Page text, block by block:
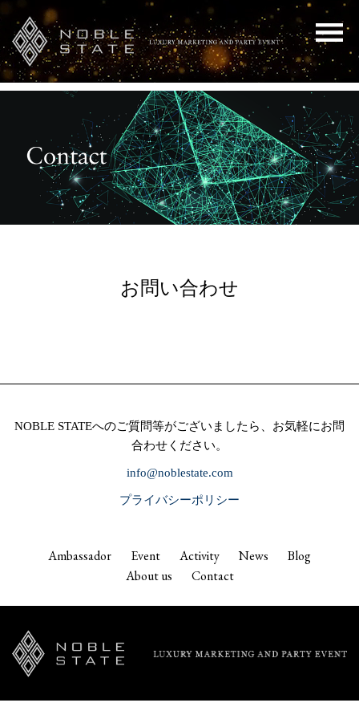
お問い合わせ
NOBLE STATEへのご質問等がございましたら、お気軽にお問
合わせください。
info@noblestate.com
プライバシーポリシー
Ambassador Event Activity News
Blog
About us
Contact